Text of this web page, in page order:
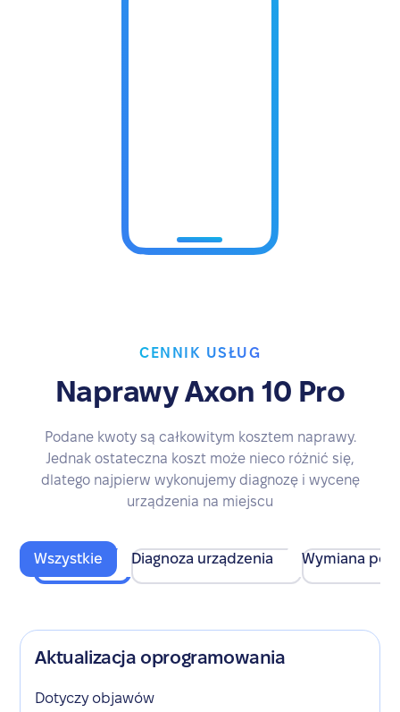
CENNIK USŁUG
Naprawy Axon 10 Pro
Podane kwoty są całkowitym kosztem naprawy.
Jednak ostateczna koszt może nieco różnić się,
dlatego najpierw wykonujemy diagnozę i wycenę
urządzenia na miejscu
Wszystkie Diagnoza urządzenia Wymiana
Aktualizacja oprogramowania
Dotyczy objawów